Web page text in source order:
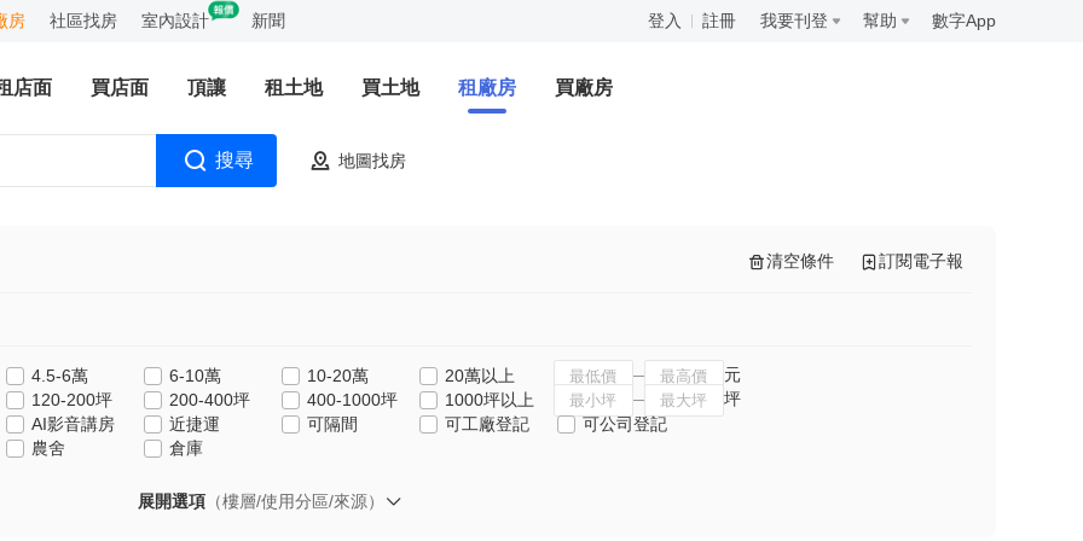
房 社區找房 室內設計 新聞 登入 註冊 我要刊登 幫助 數字App
店面 買店面 頂讓 租土地 買土地 租廠房 買廠房
搜尋 地圖找房
清空條件 訂閱電子報
4.5-6萬 6-10萬 10-20萬 20萬以上
元
120-200坪
200-400坪 400-1000坪 1000坪以上
坪
AI影音講房
近捷運 可隔間 可工廠登記
可公司登記
農舍
倉庫
展開選項 （樓層/使用分區/來源）